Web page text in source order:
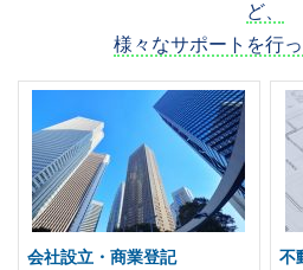
ど、
様々なサポートを行っ
会社設立・商業登記 不